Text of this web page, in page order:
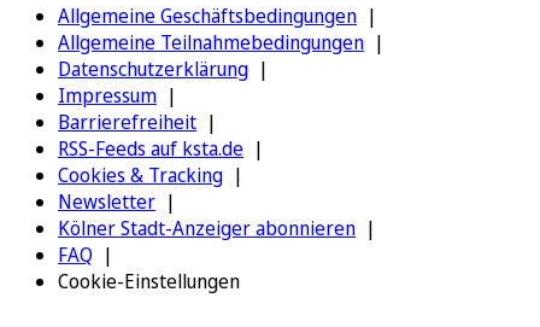
Allgemeine Geschäftsbedingungen
Allgemeine Teilnahmebedingungen
Datenschutzerklärung
Impressum
Barrierefreiheit
RSS-Feeds auf ksta.de
Cookies & Tracking
Newsletter
Kölner Stadt-Anzeiger abonnieren
FAQ
Cookie-Einstellungen